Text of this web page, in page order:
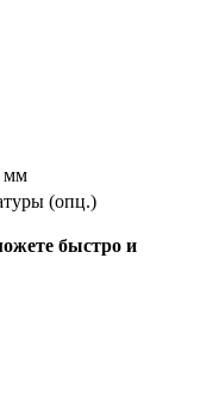
мм
(опц.)
быстро и